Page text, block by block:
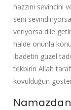
hazzını sevincini
seni
veriyorsa dile
halde onunla
ibadetin güzel
tekbirin Allah
kovulduğun